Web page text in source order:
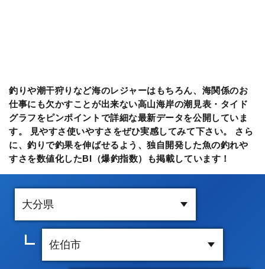
釣りや潮干狩りなど海のレジャーはもちろん、海関係のお
仕事にも欠かすことが出来ない高山海岸の潮見表・タイド
グラフをピンポイントで詳細な最新データを公開していま
す。 見やすさ使いやすさをぜひ実感してみて下さい。 さら
に、釣りで釣果を伸ばせるよう、独自開発した魚の釣れや
すさを数値化したBI（爆釣指数）も掲載しています！